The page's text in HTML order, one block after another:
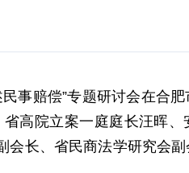
事赔偿”专题研讨会在合
高院立案一庭庭长汪晖
长、省民商法学研究会